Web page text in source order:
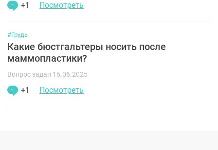
+1 Посмотреть
#Грудь
Какие бюстгальтеры носить после
маммопластики?
Вопрос задан 16.06.2025
+1 Посмотреть